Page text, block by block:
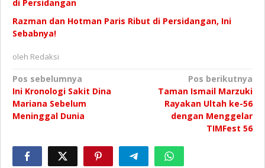
di Persidangan
Razman dan Hotman Paris Ribut di Persidangan, Ini
Sebabnya!
oleh Redaksi
Navigasi
pos
Pos sebelumnya
Ini Kronologi Sakit Dina
Mariana Sebelum
Meninggal Dunia
Pos berikutnya
Taman Ismail Marzuki
Rayakan Ultah ke-56
dengan Menggelar
TIMFest 56